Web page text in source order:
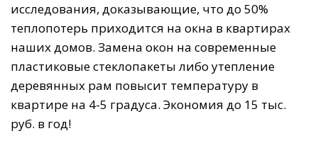
исследования, доказывающие, что до 50%
теплопотерь приходится на окна в квартирах
наших домов. Замена окон на современные
пластиковые стеклопакеты либо утепление
деревянных рам повысит температуру в
квартире на 4-5 градуса. Экономия до 15 тыс.
руб. в год!